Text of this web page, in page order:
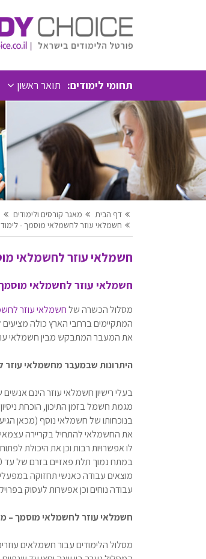
תחומי לימודים: תואר ראשון
דף הבית מאגר קורסים ולימודים
חשמלאי עוזר לחשמלאי מוסמך -
חשמלאי עוזר לחשמלאי
חשמלאי עוזר לחשמלאי
מסלול הכשרה שלחשמלאי עוזר
המתקיימים ברחבי הארץ כולה
את המעבר המתבקש מבין חשמלאי
היתרונות שבמעבר מחשמלאי
בעלי רישיון חשמלאי עוזר הינם
בנוכחותו של חשמלאי נוסף (מכאן
את החשמלאי להתחיל בקריירה
לו אפשרויות רבות וכן את היכולת
מוצאים עבודה כאנשי תחזוקה
עבודה נוחים וכן אפשרות לעסוק
חשמלאי עוזר לחשמלאי מוסמך –